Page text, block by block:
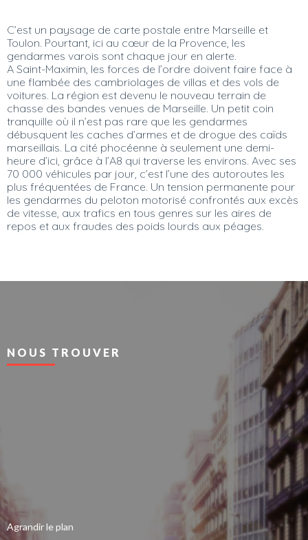
C’est un paysage de carte postale entre Marseille et
Toulon. Pourtant, ici au cœur de la Provence, les
gendarmes varois sont chaque jour en alerte.
A Saint-Maximin, les forces de l’ordre doivent faire face à
une flambée des cambriolages de villas et des vols de
voitures. La région est devenu le nouveau terrain de
chasse des bandes venues de Marseille. Un petit coin
tranquille où il n’est pas rare que les gendarmes
débusquent les caches d’armes et de drogue des caïds
marseillais. La cité phocéenne à seulement une demi-
heure d’ici, grâce à l’A8 qui traverse les environs. Avec ses
70 000 véhicules par jour, c’est l’une des autoroutes les
plus fréquentées de France. Un tension permanente pour
les gendarmes du peloton motorisé confrontés aux excès
de vitesse, aux trafics en tous genres sur les aires de
repos et aux fraudes des poids lourds aux péages.
NOUS TROUVER
Agrandir le plan